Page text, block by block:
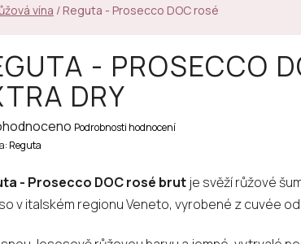
vína / Reguta - Prosecco DOC rosé
- PROSECCO
DRY
Podrobnosti hodnocení
Reguta
- Prosecco DOC rosé brut je svěží růžové
v italském regionu Veneto, vyrobené z cuvée